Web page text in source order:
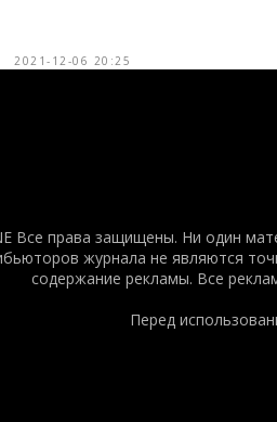
2021-12-06 20:25
Все права защищены. Ни один
журнала не являются
содержание рекламы. Все
Перед